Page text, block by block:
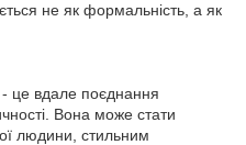
не як формальність, а як
це вдале поєднання
Вона може стати
людини, стильним